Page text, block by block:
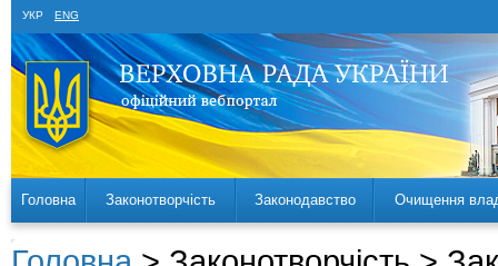
УКР ENG
Головна Законотворчість Законодавство Очищення